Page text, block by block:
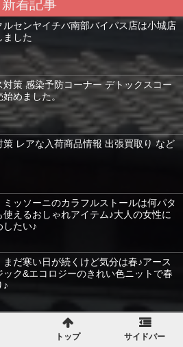
新着記事
ルセンヤイチバ南部バイパス店は小城店
ました
対策 感染予防コーナー デトックスコー
始めました。
策 レアな入荷商品情報 出張買取り など
ミッソーニのカラフルストールは何パタ
使えるおしゃれアイテム♪大人の女性に
したい♪
まだ寒い日が続くけど気分は春♪アース
ック&エコロジーのきれい色ニットで春
♪
天然木のレンジボード 味わいある作り
ですね。
トップ サイドバー